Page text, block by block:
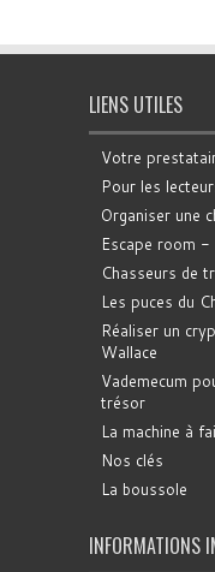
LIENS UTILES
Votre
Pour les
Organiser une
Escape room -
Chasseurs de
Les puces du
Réaliser un
Wallace
Vademecum
trésor
La machine à
Nos clés
La boussole
INFORMATIONS